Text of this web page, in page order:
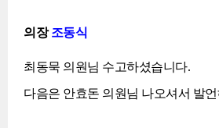
의장조동식
최동묵 의원님 수고하셨습니다.
다음은 안효돈 의원님 나오셔서 발